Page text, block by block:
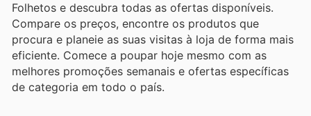
Folhetos e descubra todas as ofertas disponíveis.
Compare os preços, encontre os produtos que
procura e planeie as suas visitas à loja de forma mais
eficiente. Comece a poupar hoje mesmo com as
melhores promoções semanais e ofertas específicas
de categoria em todo o país.